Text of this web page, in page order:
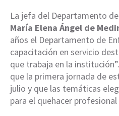
La jefa del Departamento
María Elena Ángel de
años el Departamento de
capacitación en servicio
que trabaja en la
que la primera jornada de
julio y que las temáticas
para el quehacer